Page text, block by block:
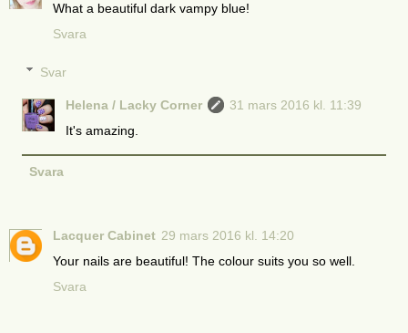
What a beautiful dark vampy blue!
Svara
Svar
Helena / Lacky Corner
31 mars 2016 kl. 11:39
It's amazing.
Svara
Lacquer Cabinet 29 mars 2016 kl. 14:20
Your nails are beautiful! The colour suits you so well.
Svara